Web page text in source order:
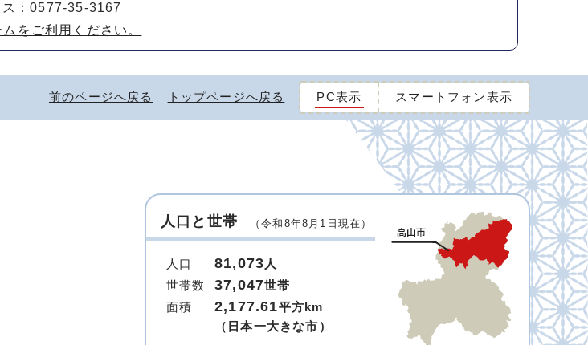
：0577-35-3167
をご利用ください。
前のページへ戻る トップページへ戻る PC表示 スマートフォン表示
人口と世帯 （令和8年8月1日現在）
人口 81,073 人
世帯数
37,047世帯
面積
2,177.61平方km
（日本一大きな市）